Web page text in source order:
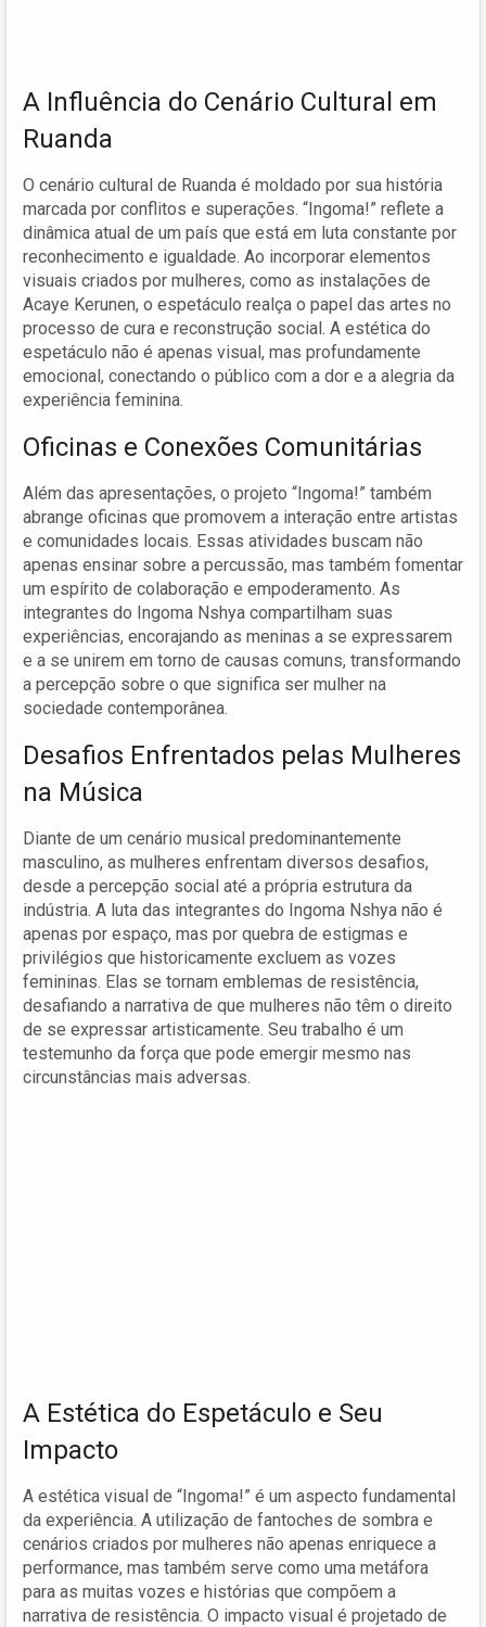
A Influência do Cenário Cultural em
Ruanda
O cenário cultural de Ruanda é moldado por sua história
marcada por conflitos e superações. “Ingoma!” reflete a
dinâmica atual de um país que está em luta constante por
reconhecimento e igualdade. Ao incorporar elementos
visuais criados por mulheres, como as instalações de
Acaye Kerunen, o espetáculo realça o papel das artes no
processo de cura e reconstrução social. A estética do
espetáculo não é apenas visual, mas profundamente
emocional, conectando o público com a dor e a alegria da
experiência feminina.
Oficinas e Conexões Comunitárias
Além das apresentações, o projeto “Ingoma!” também
abrange oficinas que promovem a interação entre artistas
e comunidades locais. Essas atividades buscam não
apenas ensinar sobre a percussão, mas também fomentar
um espírito de colaboração e empoderamento. As
integrantes do Ingoma Nshya compartilham suas
experiências, encorajando as meninas a se expressarem
e a se unirem em torno de causas comuns, transformando
a percepção sobre o que significa ser mulher na
sociedade contemporânea.
Desafios Enfrentados pelas Mulheres
na Música
Diante de um cenário musical predominantemente
masculino, as mulheres enfrentam diversos desafios,
desde a percepção social até a própria estrutura da
indústria. A luta das integrantes do Ingoma Nshya não é
apenas por espaço, mas por quebra de estigmas e
privilégios que historicamente excluem as vozes
femininas. Elas se tornam emblemas de resistência,
desafiando a narrativa de que mulheres não têm o direito
de se expressar artisticamente. Seu trabalho é um
testemunho da força que pode emergir mesmo nas
circunstâncias mais adversas.
A Estética do Espetáculo e Seu
Impacto
A estética visual de “Ingoma!” é um aspecto fundamental
da experiência. A utilização de fantoches de sombra e
cenários criados por mulheres não apenas enriquece a
performance, mas também serve como uma metáfora
para as muitas vozes e histórias que compõem a
narrativa de resistência. O impacto visual é projetado de